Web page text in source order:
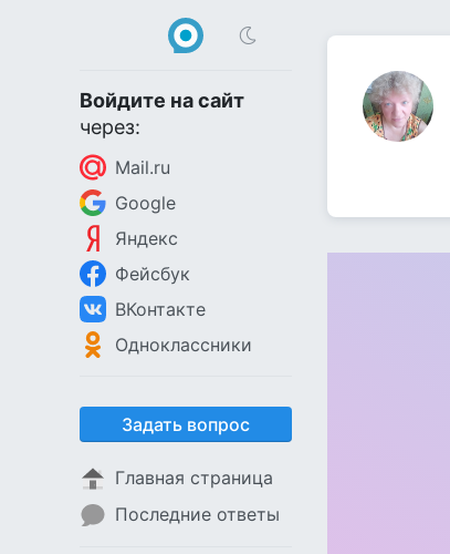
Войдите на сайт
через:
Mail.ru
Google
Яндекс
Фейсбук
ВКонтакте
Одноклассники
Задать вопрос
Главная страница
Последние ответы